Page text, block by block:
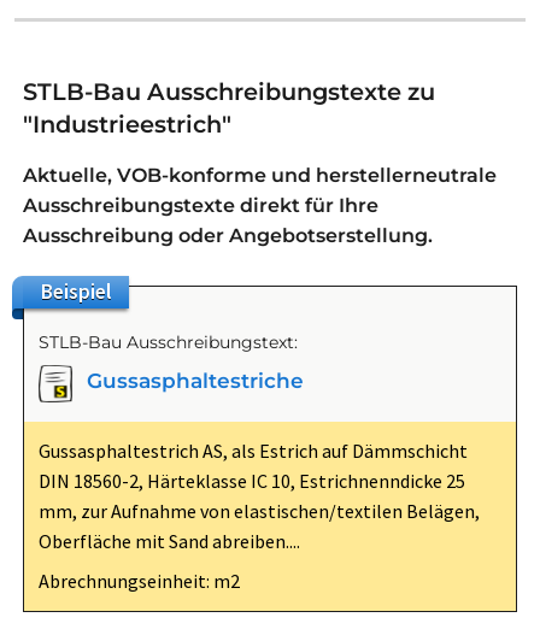
STLB-Bau Ausschreibungstexte zu
"Industrieestrich"
Aktuelle, VOB-konforme und herstellerneutrale
Ausschreibungstexte direkt für Ihre
Ausschreibung oder Angebotserstellung.
Beispiel
STLB-Bau Ausschreibungstext:
Gussasphaltestriche
Gussasphaltestrich AS, als Estrich auf Dämmschicht
DIN 18560-2, Härteklasse IC 10, Estrichnenndicke 25
mm, zur Aufnahme von elastischen/textilen Belägen,
Oberfläche mit Sand abreiben....
Abrechnungseinheit: m2